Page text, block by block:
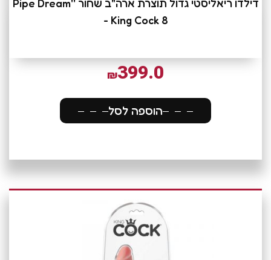
דילדו ריאליסטי גדול תוצרת ארה"ב שחור ''Pipe Dream
- King Cock 8
₪399.0
הוספה לסל